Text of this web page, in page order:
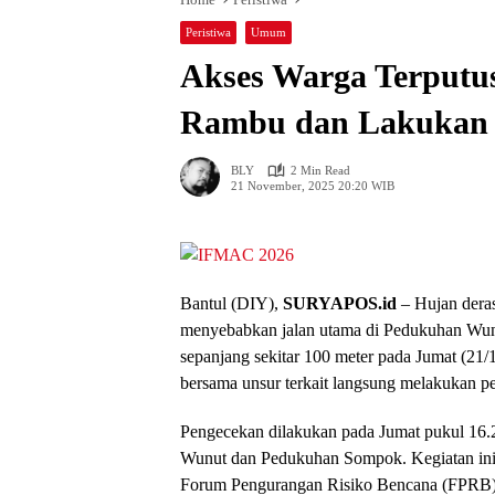
Peristiwa Umum
Akses Warga
Rambu dan Lakukan
BLY
2 Min Read
21 November, 2025 20:20 WIB
Bantul (DIY), SURYAPOS.id – Hujan
menyebabkan jalan utama di Pedukuhan
sepanjang sekitar 100 meter pada Jumat
bersama unsur terkait langsung melakukan
Pengecekan dilakukan pada Jumat pukul
Wunut dan Pedukuhan Sompok. Kegiatan
Forum Pengurangan Risiko Bencana